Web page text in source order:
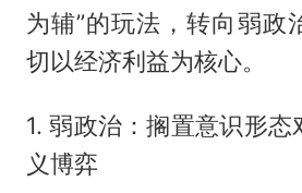
为辅”的玩法，转向弱政
切以经济利益为核心。
1. 弱政治：搁置意识形
义博弈